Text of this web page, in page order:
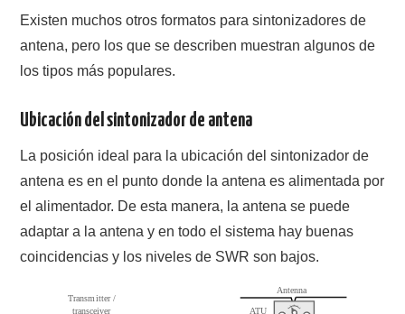
Existen muchos otros formatos para sintonizadores de
antena, pero los que se describen muestran algunos de
los tipos más populares.
Ubicación del sintonizador de antena
La posición ideal para la ubicación del sintonizador de
antena es en el punto donde la antena es alimentada por
el alimentador. De esta manera, la antena se puede
adaptar a la antena y en todo el sistema hay buenas
coincidencias y los niveles de SWR son bajos.